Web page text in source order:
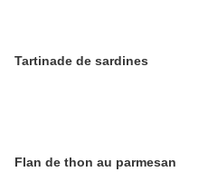
Tartinade de sardines
Flan de thon au parmesan